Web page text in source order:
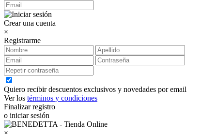
Crear una cuenta
×
Registrarme
Quiero recibir descuentos exclusivos y novedades por email
Ver los términos y condiciones
Finalizar registro
o iniciar sesión